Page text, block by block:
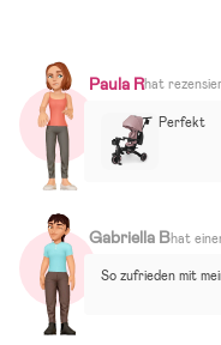
Paula Rhat
Perfekt
Gabriella Bhat
So zufrieden mit